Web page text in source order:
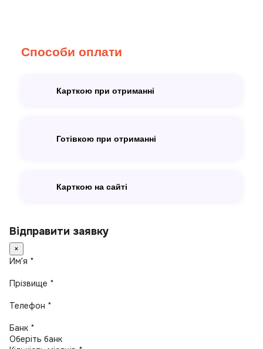
Способи оплати
Карткою при отриманні
Готівкою при отриманні
Карткою на сайті
Відправити заявку
×
Имʼя *
Прізвище *
Телефон *
Банк *